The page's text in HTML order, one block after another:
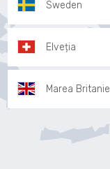
Sweden
Elveția
Marea Britanie